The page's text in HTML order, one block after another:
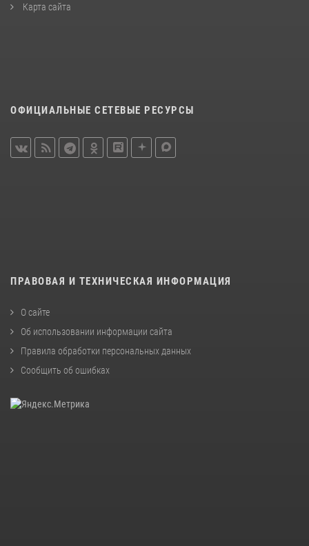
Карта сайта
ОФИЦИАЛЬНЫЕ СЕТЕВЫЕ РЕСУРСЫ
ПРАВОВАЯ И ТЕХНИЧЕСКАЯ ИНФОРМАЦИЯ
О сайте
Об использовании информации сайта
Правила обработки персональных данных
Сообщить об ошибках